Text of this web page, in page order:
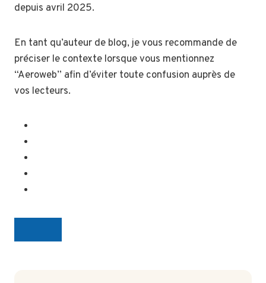
depuis avril 2025.
En tant qu’auteur de blog, je vous recommande de
préciser le contexte lorsque vous mentionnez
“Aeroweb” afin d’éviter toute confusion auprès de
vos lecteurs.